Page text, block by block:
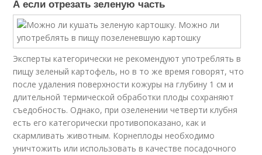
А если отрезать зеленую часть
Эксперты категорически не рекомендуют употреблять в
пищу зеленый картофель, но в то же время говорят, что
после удаления поверхности кожуры на глубину 1 см и
длительной термической обработки плоды сохраняют
съедобность. Однако, при озеленении четверти клубня
есть его категорически противопоказано, как и
скармливать животным. Корнеплоды необходимо
уничтожить или использовать в качестве посадочного